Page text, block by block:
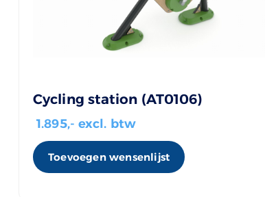
Cycling station (AT0106)
1.895,- excl. btw
Toevoegen wensenlijst